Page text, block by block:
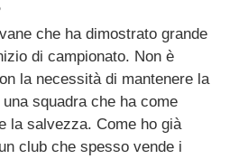
che ha dimostrato grande
di campionato. Non è
la necessità di mantenere la
squadra che ha come
la salvezza. Come ho già
club che spesso vende i